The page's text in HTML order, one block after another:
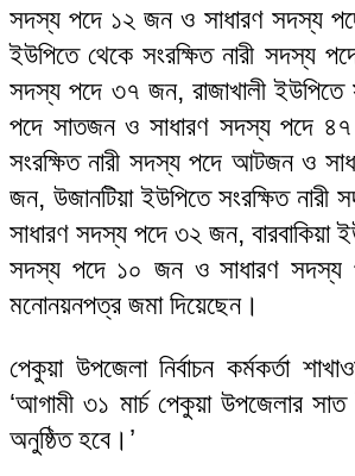
সদস্য পদে ১২ জন ও সাধারণ সদস্য
ইউপিতে থেকে সংরক্ষিত নারী সদস্য
সদস্য পদে ৩৭ জন, রাজাখালী ইউপিতে
পদে সাতজন ও সাধারণ সদস্য পদে
সংরক্ষিত নারী সদস্য পদে আটজন ও
জন, উজানটিয়া ইউপিতে সংরক্ষিত
সাধারণ সদস্য পদে ৩২ জন, বারবাকিয়া
সদস্য পদে ১০ জন ও সাধারণ সদস্য
মনোনয়নপত্র জমা দিয়েছেন।
পেকুয়া উপজেলা নির্বাচন কর্মকর্তা
‘আগামী ৩১ মার্চ পেকুয়া উপজেলার
অনুষ্ঠিত হবে।’